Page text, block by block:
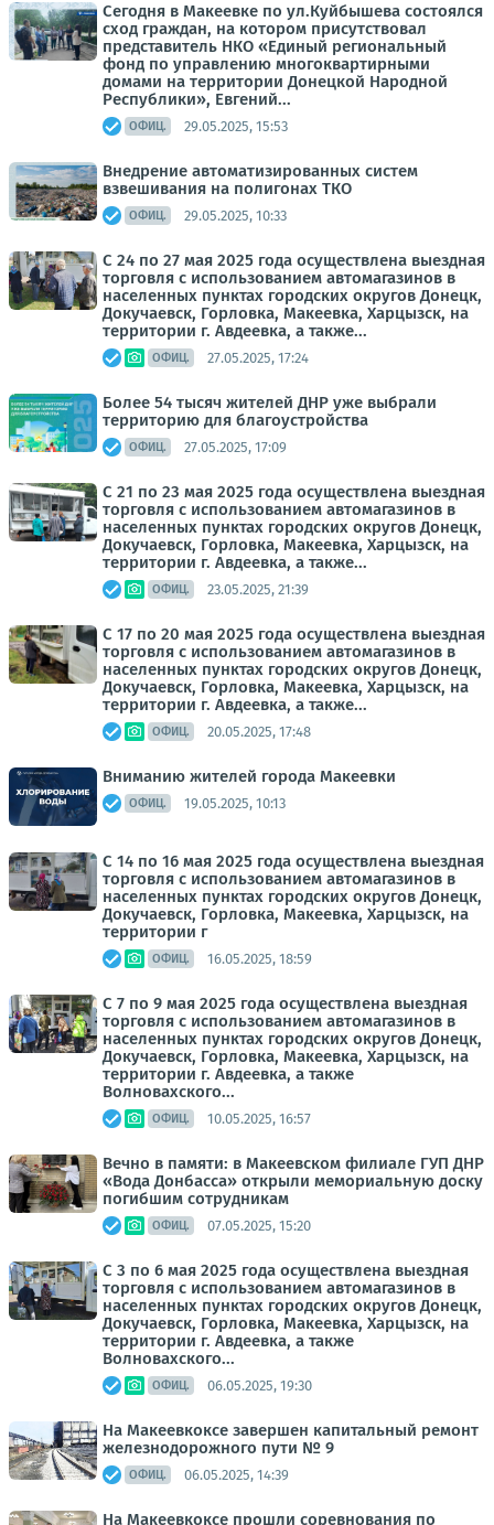
Сегодня в Макеевке по ул.Куйбышева состоялся
сход граждан, на котором присутствовал
представитель НКО «Единый региональный
фонд по управлению многоквартирными
домами на территории Донецкой Народной
Республики», Евгений...
ОФИЦ. 29.05.2025, 15:53
Внедрение автоматизированных систем
взвешивания на полигонах ТКО
ОФИЦ. 29.05.2025, 10:33
С 24 по 27 мая 2025 года осуществлена выездная
торговля с использованием автомагазинов в
населенных пунктах городских округов Донецк,
Докучаевск, Горловка, Макеевка, Харцызск, на
территории г. Авдеевка, а также...
ОФИЦ. 27.05.2025, 17:24
Более 54 тысяч жителей ДНР уже выбрали
территорию для благоустройства
ОФИЦ. 27.05.2025, 17:09
С 21 по 23 мая 2025 года осуществлена выездная
торговля с использованием автомагазинов в
населенных пунктах городских округов Донецк,
Докучаевск, Горловка, Макеевка, Харцызск, на
территории г. Авдеевка, а также...
ОФИЦ. 23.05.2025, 21:39
С 17 по 20 мая 2025 года осуществлена выездная
торговля с использованием автомагазинов в
населенных пунктах городских округов Донецк,
Докучаевск, Горловка, Макеевка, Харцызск, на
территории г. Авдеевка, а также...
ОФИЦ. 20.05.2025, 17:48
Вниманию жителей города Макеевки
ОФИЦ. 19.05.2025, 10:13
С 14 по 16 мая 2025 года осуществлена выездная
торговля с использованием автомагазинов в
населенных пунктах городских округов Донецк,
Докучаевск, Горловка, Макеевка, Харцызск, на
территории г
ОФИЦ. 16.05.2025, 18:59
С 7 по 9 мая 2025 года осуществлена выездная
торговля с использованием автомагазинов в
населенных пунктах городских округов Донецк,
Докучаевск, Горловка, Макеевка, Харцызск, на
территории г. Авдеевка, а также
Волновахского...
ОФИЦ. 10.05.2025, 16:57
Вечно в памяти: в Макеевском филиале ГУП ДНР
«Вода Донбасса» открыли мемориальную доску
погибшим сотрудникам
ОФИЦ. 07.05.2025, 15:20
С 3 по 6 мая 2025 года осуществлена выездная
торговля с использованием автомагазинов в
населенных пунктах городских округов Донецк,
Докучаевск, Горловка, Макеевка, Харцызск, на
территории г. Авдеевка, а также
Волновахского...
ОФИЦ. 06.05.2025, 19:30
На Макеевкоксе завершен капитальный ремонт
железнодорожного пути № 9
ОФИЦ. 06.05.2025, 14:39
На Макеевкоксе прошли соревнования по